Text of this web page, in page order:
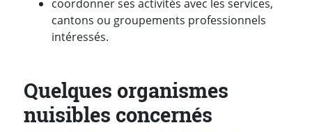
coordonner ses activités avec les services,
cantons ou groupements professionnels
intéressés.
Quelques organismes
nuisibles concernés